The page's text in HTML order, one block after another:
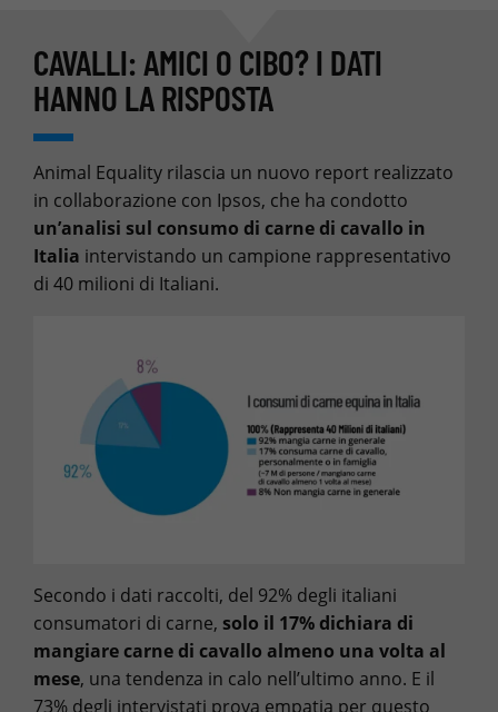
CAVALLI: AMICI O CIBO? I DATI
HANNO LA RISPOSTA
Animal Equality rilascia un nuovo report realizzato
in collaborazione con Ipsos, che ha condotto
un’analisi sul consumo di carne di cavallo in
Italia intervistando un campione rappresentativo
di 40 milioni di Italiani.
Secondo i dati raccolti, del 92% degli italiani
consumatori di carne, solo il 17% dichiara di
mangiare carne di cavallo almeno una volta al
mese, una tendenza in calo nell’ultimo anno. E il
73% degli intervistati prova empatia per questo